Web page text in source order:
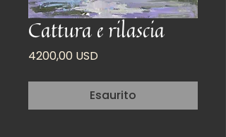
Cattura e rilascia
4200,00 USD
Esaurito